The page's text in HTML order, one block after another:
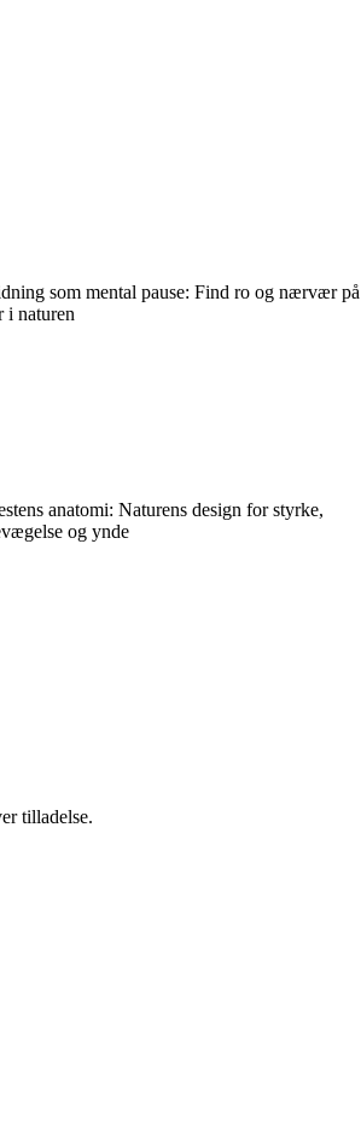
som mental pause: Find ro og nærvær på
i naturen
anatomi: Naturens design for styrke,
og ynde
tilladelse.